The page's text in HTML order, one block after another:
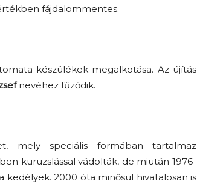
fájdalommentes.
készülékek megalkotása. Az újítás
nevéhez fűződik.
mely speciális formában tartalmaz
kuruzslással vádolták, de miután 1976-
2000 óta minősül hivatalosan is